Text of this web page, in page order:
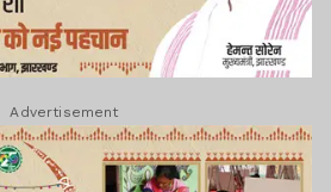
Advertisement